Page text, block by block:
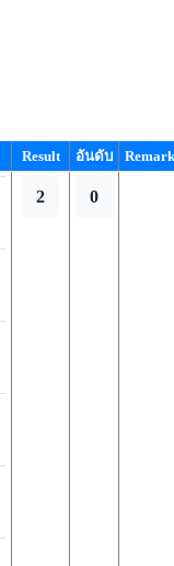
Result อันดับ
Remark
2 0